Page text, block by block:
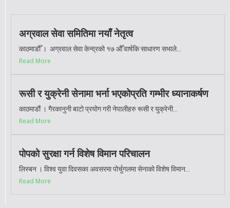
अग्रवाल सेवा समितिमा नयाँ नेतृत्व
काठमाडौँ । अग्रवाल सेवा केन्द्रको १७ औँ वार्षकि साधारण सभाले...
Read More
रूसी र युक्रेनी सेनामा भर्ना भएकोप्रति गम्भीर ध्यानाकर्षण
काठमाडौं । गैरकानुनी बाटो प्रयोग गरी नेपालीहरु रूसी र युक्रेनी...
Read More
पोपको सुरक्षा गर्न विशेष विमान परिचालन
लिस्बन । विश्व युवा दिवसका अवसरमा पोर्चुगलमा सेनाको विशेष विमान...
Read More